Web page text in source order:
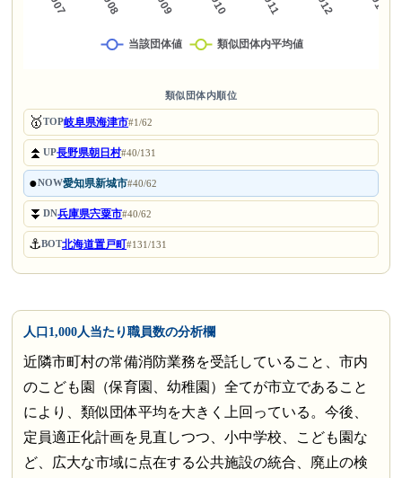
類似団体内順位
🥇TOP岐阜県海津市#1/62
⏫UP長野県朝日村#40/131
●NOW愛知県新城市#40/62
⏬DN兵庫県宍粟市#40/62
⚓BOT北海道置戸町#131/131
人口1,000人当たり職員数の分析欄
近隣市町村の常備消防業務を受託していること、市内
のこども園（保育園、幼稚園）全てが市立であること
により、類似団体平均を大きく上回っている。今後、
定員適正化計画を見直しつつ、小中学校、こども園な
ど、広大な市域に点在する公共施設の統合、廃止の検